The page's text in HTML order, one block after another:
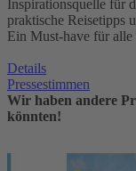
Inspirationsquelle für
praktische Reisetipps
Ein Must-have für
Details
Pressestimmen
Wir haben andere
könnten!